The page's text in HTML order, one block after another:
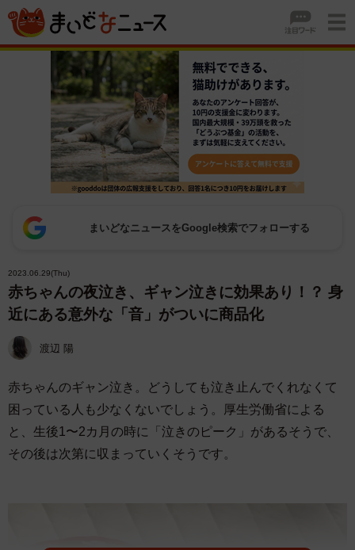
まいどなニュースをGoogle検索でフォローする
2023.06.29(Thu)
赤ちゃんの夜泣き、ギャン泣きに効果あり！？ 身
近にある意外な「音」がついに商品化
渡辺 陽
赤ちゃんのギャン泣き。どうしても泣き止んでくれなくて
困っている人も少なくないでしょう。厚生労働省による
と、生後1〜2カ月の時に「泣きのピーク」があるそうで、
その後は次第に収まっていくそうです。